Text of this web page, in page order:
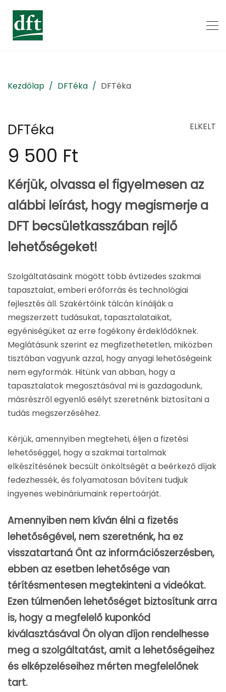
Kezdőlap DFTéka DFTéka
ELKELT
DFTéka
9 500 Ft
Kérjük, olvassa el figyelmesen az
alábbi leírást, hogy megismerje a
DFT becsületkasszában rejlő
lehetőségeket!
Szolgáltatásaink mögött több évtizedes szakmai
tapasztalat, emberi erőforrás és technológiai
fejlesztés áll. Szakértőink tálcán kínálják a
megszerzett tudásukat, tapasztalataikat,
egyéniségüket az erre fogékony érdeklődőknek.
Meglátásunk szerint ez megfizethetetlen, miközben
tisztában vagyunk azzal, hogy anyagi lehetőségeink
nem egyformák. Hitünk van abban, hogy a
tapasztalatok megosztásával mi is gazdagodunk,
másrészről egyenlő esélyt szeretnénk biztosítani a
tudás megszerzéséhez.
Kérjük, amennyiben megteheti, éljen a fizetési
lehetőséggel, hogy a szakmai tartalmak
elkészítésének becsült önköltségét a beérkező díjak
fedezhessék, és folyamatosan bővíteni tudjuk
ingyenes webináriumaink repertoárját.
Amennyiben nem kíván élni a fizetés
lehetőségével, nem szeretnénk, ha ez
visszatartaná Önt az információszerzésben,
ebben az esetben lehetősége van
térítésmentesen megtekinteni a videókat.
Ezen túlmenően lehetőséget biztosítunk arra
is, hogy a megfelelő kuponkód
kiválasztásával Ön olyan díjon rendelhesse
meg a szolgáltatást, amit a lehetőségeihez
és elképzeléseihez mérten megfelelőnek
tart.